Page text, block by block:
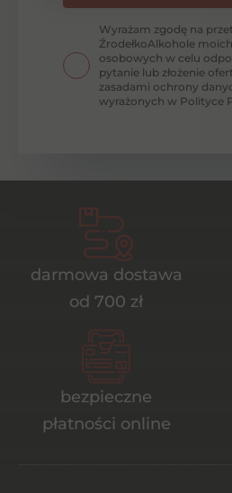
Wyrażam zgodę na
ŹrodełkoAlkohole
osobowych w celu
pytanie lub złożenie
zasadami ochrony
wyrażonych w Polityce
darmowa dostawa
od 700 zł
bezpieczne
płatności online